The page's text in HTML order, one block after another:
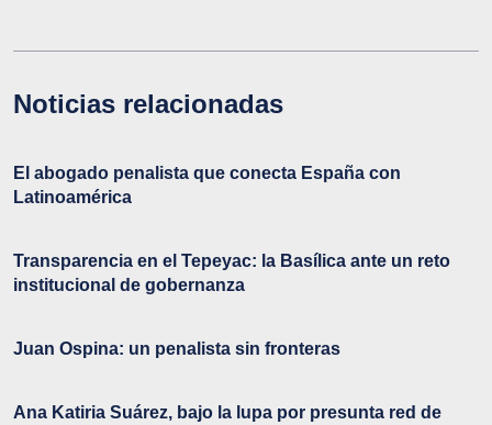
Noticias relacionadas
El abogado penalista que conecta España con
Latinoamérica
Transparencia en el Tepeyac: la Basílica ante un reto
institucional de gobernanza
Juan Ospina: un penalista sin fronteras
Ana Katiria Suárez, bajo la lupa por presunta red de